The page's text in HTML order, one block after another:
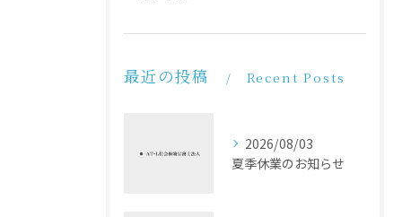
最近の投稿 Recent Posts
2026/08/03
夏季休業のお知らせ